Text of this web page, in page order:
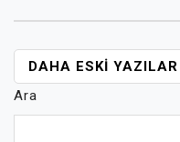
YAZI
GEZINMESI
DAHA ESKI YAZILAR
Ara